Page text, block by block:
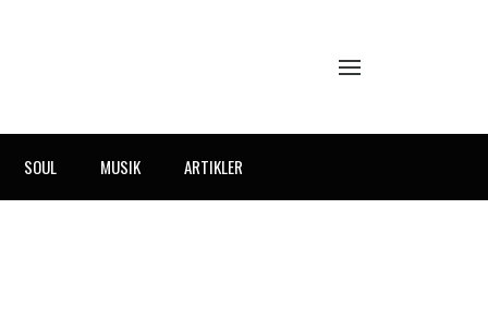
SOUL MUSIK ARTIKLER